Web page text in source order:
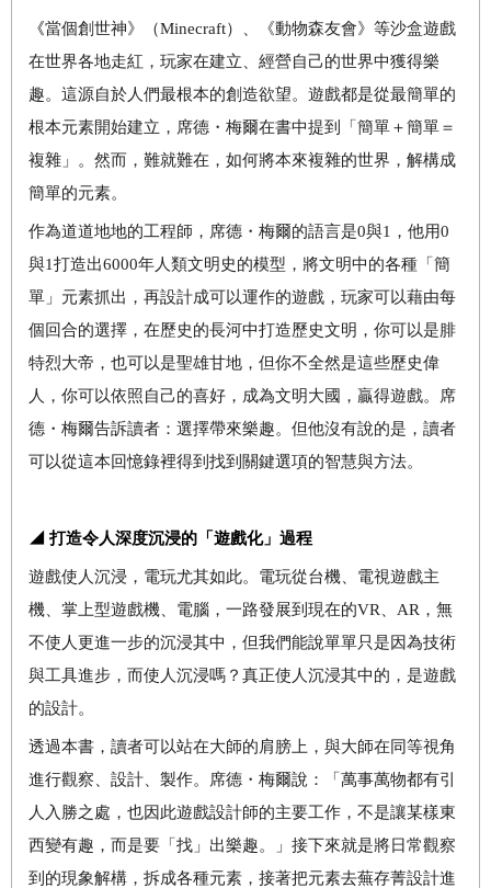
《當個創世神》（Minecraft）、《動物森友會》等沙盒遊戲
在世界各地走紅，玩家在建立、經營自己的世界中獲得樂
趣。這源自於人們最根本的創造欲望。遊戲都是從最簡單的
根本元素開始建立，席德・梅爾在書中提到「簡單＋簡單＝
複雜」。然而，難就難在，如何將本來複雜的世界，解構成
簡單的元素。
作為道道地地的工程師，席德・梅爾的語言是0與1 ，他用0
與1打造出6000年人類文明史的模型，將文明中的各種「簡
單」元素抓出，再設計成可以運作的遊戲，玩家可以藉由每
個回合的選擇，在歷史的長河中打造歷史文明，你可以是腓
特烈大帝，也可以是聖雄甘地，但你不全然是這些歷史偉
人，你可以依照自己的喜好，成為文明大國，贏得遊戲。席
德・梅爾告訴讀者：選擇帶來樂趣。但他沒有說的是，讀者
可以從這本回憶錄裡得到找到關鍵選項的智慧與方法。
◢ 打造令人深度沉浸的「遊戲化」過程
遊戲使人沉浸，電玩尤其如此。電玩從台機、電視遊戲主
機、掌上型遊戲機、電腦，一路發展到現在的VR AR ，無
不使人更進一步的沉浸其中，但我們能說單單只是因為技術
與工具進步，而使人沉浸嗎？真正使人沉浸其中的，是遊戲
的設計。
透過本書，讀者可以站在大師的肩膀上，與大師在同等視角
進行觀察、設計、製作。席德・梅爾說：「萬事萬物都有引
人入勝之處，也因此遊戲設計師的主要工作，不是讓某樣東
西變有趣，而是要「找」出樂趣。」接下來就是將日常觀察
到的現象解構，拆成各種元素，接著把元素去蕪存菁設計進